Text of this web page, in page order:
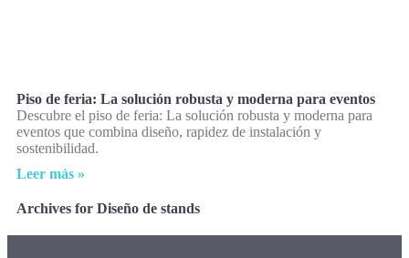
Piso de feria: La solución robusta y moderna para eventos
Descubre el piso de feria: La solución robusta y moderna para
eventos que combina diseño, rapidez de instalación y
sostenibilidad.
Leer más »
Archives for Diseño de stands